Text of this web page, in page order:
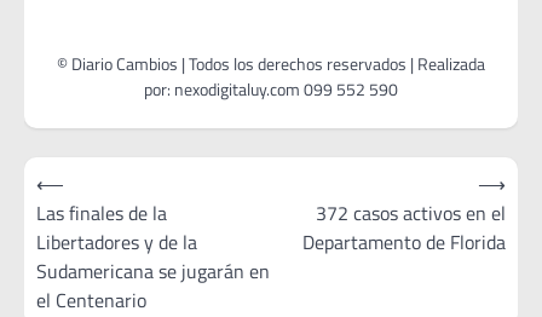
Navegación
de
entradas
⟵
Las finales de la
Libertadores y de la
Sudamericana se jugarán en
el Centenario
372 casos activos en el
Departamento de Florida
⟶